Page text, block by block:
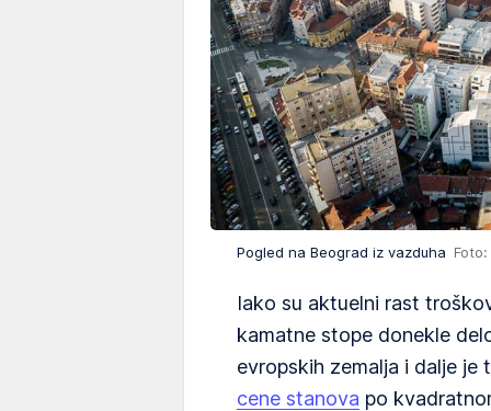
Pogled na Beograd iz vazduha
Iako su aktuelni rast
kamatne stope donekle
evropskih zemalja i dalje
cene stanova po